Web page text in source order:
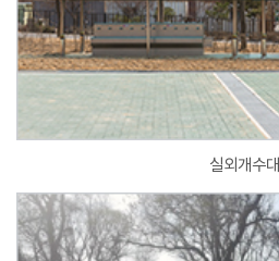
실외개수대